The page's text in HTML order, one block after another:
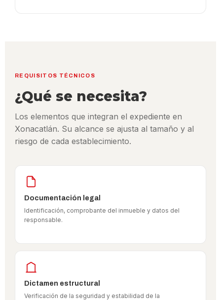
REQUISITOS TÉCNICOS
¿Qué se necesita?
Los elementos que integran el expediente en
Xonacatlán. Su alcance se ajusta al tamaño y al
riesgo de cada establecimiento.
Documentación legal
Identificación, comprobante del inmueble y datos del
responsable.
Dictamen estructural
Verificación de la seguridad y estabilidad de la